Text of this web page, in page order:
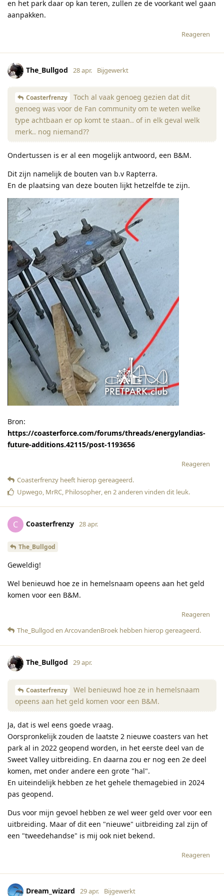
en het park daar op kan teren, zullen ze de voorkant wel gaan
aanpakken.
Reageren
The_Bullgod 28 apr. Bijgewerkt
Coasterfrenzy
Toch al vaak genoeg gezien dat dit
genoeg was voor de Fan community om te weten welke
type achtbaan er op komt te staan.. of in elk geval welk
merk.. nog niemand??
Ondertussen is er al een mogelijk antwoord, een B&M.
Dit zijn namelijk de bouten van b.v Rapterra.
En de plaatsing van deze bouten lijkt hetzelfde te zijn.
Bron:
https://coasterforce.com/forums/threads/energylandias-
future-additions.42115/post-1193656
Reageren
Coasterfrenzy heeft hierop gereageerd.
Upwego, MrRC, Philosopher, en 2anderen vinden dit leuk.
C Coasterfrenzy 28 apr.
The_Bullgod
Geweldig!
Wel benieuwd hoe ze in hemelsnaam opeens aan het geld
komen voor een B&M.
Reageren
The_Bullgod en ArcovandenBroek hebben hierop gereageerd.
The_Bullgod 29 apr.
Coasterfrenzy
Wel benieuwd hoe ze in hemelsnaam
opeens aan het geld komen voor een B&M.
Ja, dat is wel eens goede vraag.
Oorspronkelijk zouden de laatste 2 nieuwe coasters van het
park al in 2022 geopend worden, in het eerste deel van de
Sweet Valley uitbreiding. En daarna zou er nog een 2e deel
komen, met onder andere een grote "hal".
En uiteindelijk hebben ze het gehele themagebied in 2024
pas geopend.
Dus voor mijn gevoel hebben ze wel weer geld over voor een
uitbreiding. Maar of dit een "nieuwe" uitbreiding zal zijn of
een "tweedehandse" is mij ook niet bekend.
Reageren
Dream_wizard 29 apr. Bijgewerkt